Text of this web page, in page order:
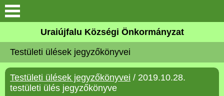
Köszöntő
Elérhetőségek
Uraiújfalu
Uraiújfalu Községi Önkormányzat
Testületi ülések jegyzőkönyvei
Testületi ülések jegyzőkönyvei / 2019.10.28.
testületi ülés jegyzőkönyve